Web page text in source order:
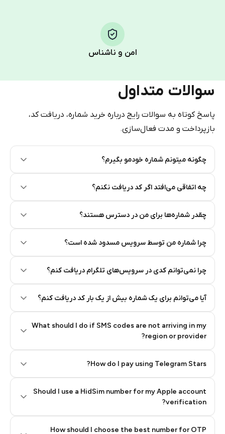
امن و ناشناس
سوالات متداول
پاسخ کوتاه به سوالات رایج درباره خرید شماره، دریافت کد،
بازپرداخت و مدت فعال‌سازی.
چگونه میتونم شماره خودمو بگیرم؟
چه اتفاقی می‌افتد اگر کد دریافت نکنم؟
چقدر شماره‌ها برای من در دسترس هستند؟
چرا شماره من توسط سرویس مسدود شده است؟
چرا نمی‌توانم کدی در سرویس‌های تلگرام دریافت کنم؟
آیا می‌توانم برای یک شماره بیش از یک بار کد دریافت کنم؟
What should I do if SMS codes are not arriving in my
region or provider?
How do I pay using Telegram Stars?
Pay with Telegram Stars
Step 2: Buy Stars in Telegram
Step 3: Pay our bot with Stars
Should I use a HidSim number for my Apple account
verification?
How should I choose the best number for OTP
Quality High To Low
Price High To